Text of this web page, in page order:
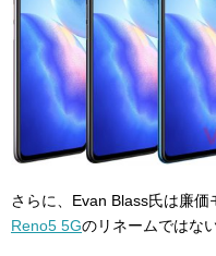
さらに、Evan Blass氏は廉
Reno5 5Gのリネームではな